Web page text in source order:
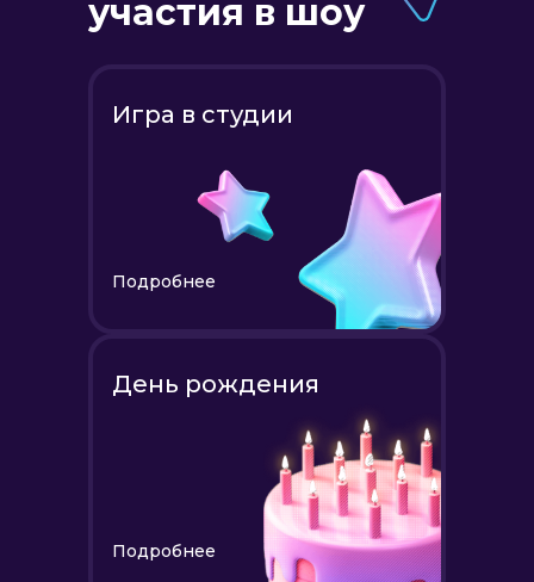
участия в шоу
Игра в студии
Подробнее
День рождения
Подробнее